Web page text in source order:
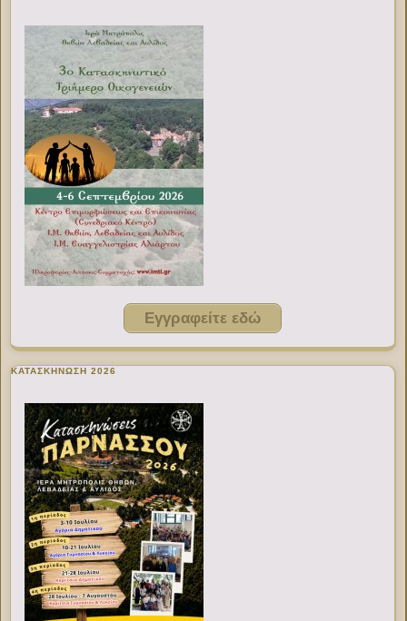
Εγγραφείτε εδώ
ΚΑΤΑΣΚΗΝΩΣΗ 2026